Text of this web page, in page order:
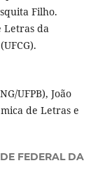
Filho.
Letras da
UFPB), João
de Letras e
FEDERAL DA